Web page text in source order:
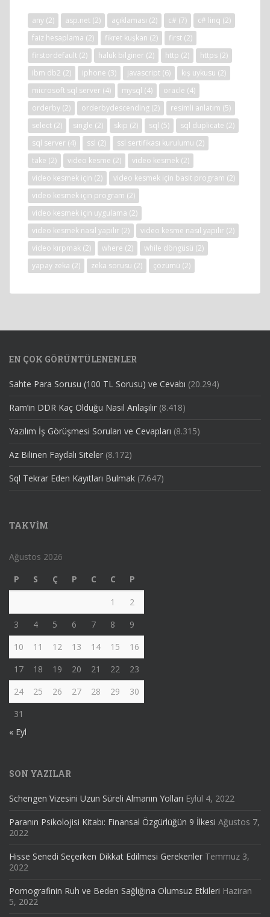
any (2) asp.net (2) açıklaması (2) c# (7) c# linq (2)
faiz hesaplama (2) fikret kuşkan (2) first (2)
firstordefault (2) haluk bilginer (2) http (2) https (2)
ibm db2 (2) iphone (3) javascript (6) kış uykusu (2)
microsoft sql server (4) mysql (4) oracle (4)
orderby (2) orderbydescending (2) resimli anlatım (5)
select (2) single (2) skip (2) sql (5) sql duplicate (2)
sql server (4) ssl (2) ssl sertifikası kurulumu (2)
take (2) video kesme (2) video kesmek (2)
video kesmek için (2) video kesmek için basit program (2)
video kesmek için program (2)
video kesmek için uygulama (2)
video kesmek nasıl yapılır (2) video kesme nasıl yapılır (2)
video kırpmak (2) where (2) while döngüsü (2)
yapay zeka (2) zeka sorusu (2) çözümü (2)
EN ÇOK GÖRÜNTÜLENENLER
Sahte Para Sorusu (100 TL Sorusu) ve Cevabı (20.294)
Ram’in DDR Kaç Olduğu Nasıl Anlaşılır (8.418)
Yazılım İş Görüşmesi Soruları ve Cevapları (8.315)
Az Bilinen Faydalı Siteler (8.172)
Sql Tekrar Eden Kayıtları Bulmak (7.647)
TAKVIM
Ağustos 2026
P
S Ç P C C
P
1
2
3
4 5 6 7 8
9
10
11 12 13 14 15
16
17
18 19 20 21 22
23
24
25 26 27 28 29
30
31
« Eyl
SON YAZILAR
Schengen Vizesini Uzun Süreli Almanın Yolları Eylül 4, 2022
Paranın Psikolojisi Kitabı: Finansal Özgürlüğün 9 İlkesi Ağustos 7,
2022
Hisse Senedi Seçerken Dikkat Edilmesi Gerekenler Temmuz 3,
2022
Pornografinin Ruh ve Beden Sağlığına Olumsuz Etkileri Haziran
5, 2022